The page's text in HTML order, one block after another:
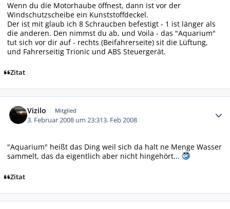
Wenn du die Motorhaube öffnest, dann ist vor der
Windschutzscheibe ein Kunststoffdeckel.
Der ist mit glaub ich 8 Schraucben befestigt - 1 ist länger als
die anderen. Den nimmst du ab, und Voila - das "Aquarium"
tut sich vor dir auf - rechts (Beifahrerseite) sit die Lüftung,
und Fahrerseitig Trionic und ABS Steuergerät.
Zitat
Vizilo Mitglied
3. Februar 2008 um 23:313. Feb 2008
"Aquarium" heißt das Ding weil sich da halt ne Menge Wasser
sammelt, das da eigentlich aber nicht hingehört...
Zitat